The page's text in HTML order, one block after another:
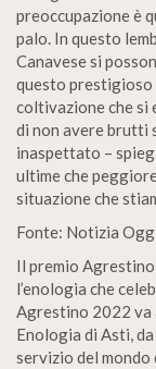
preoccupazione è
palo. In questo
Canavese si
questo
coltivazione che si
di non avere brutti
inaspettato –
ultime che
situazione che
Fonte: Notizia
Il premio
l’enologia che
Agrestino 2022 va
Enologia di Asti,
servizio del mondo